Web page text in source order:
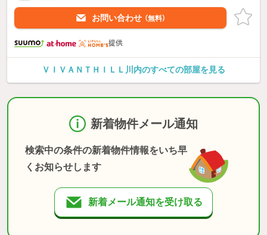
お問い合わせ （無料）
提供
ＶＩＶＡＮＴＨＩＬＬ川内のすべての部屋を見る
新着物件メール通知
検索中の条件の新着物件情報をいち早
くお知らせします
新着メール通知を受け取る